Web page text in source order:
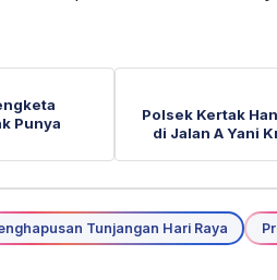
Punya
Polsek Kertak
di Jalan A Yani
Tunjangan Hari Raya